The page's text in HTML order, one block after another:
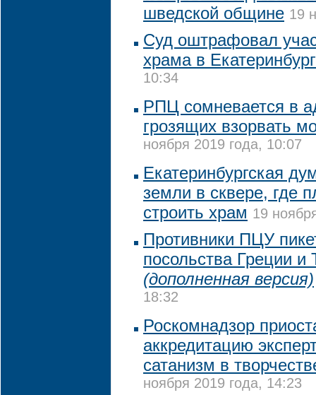
шведской общине 19
Суд оштрафовал
храма в
10:34
РПЦ сомневается в
грозящих взорвать
ноября 2019 года, 10:07
Екатеринбургская
земли в сквере, где
строить храм 19
Противники ПЦУ
посольства Греции
(дополненная версия)
18:32
Роскомнадзор
аккредитацию
сатанизм в
ноября 2019 года, 14:23